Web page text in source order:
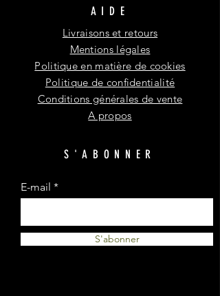
AIDE
Livraisons et retours
Mentions légales
Politique en matière de cookies
Politique de confidentialité
Conditions générales de vente
A propos
S'ABONNER
E-mail
S'abonner